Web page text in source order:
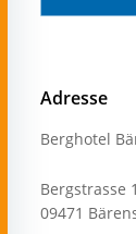
Adresse
Berghotel
Bergstrasse
09471